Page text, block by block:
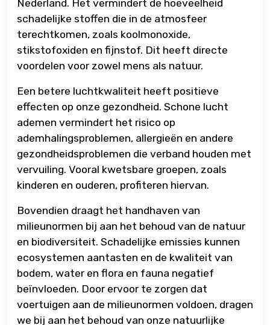
Nederland. Het vermindert de hoeveelheid
schadelijke stoffen die in de atmosfeer
terechtkomen, zoals koolmonoxide,
stikstofoxiden en fijnstof. Dit heeft directe
voordelen voor zowel mens als natuur.
Een betere luchtkwaliteit heeft positieve
effecten op onze gezondheid. Schone lucht
ademen vermindert het risico op
ademhalingsproblemen, allergieën en andere
gezondheidsproblemen die verband houden met
vervuiling. Vooral kwetsbare groepen, zoals
kinderen en ouderen, profiteren hiervan.
Bovendien draagt het handhaven van
milieunormen bij aan het behoud van de natuur
en biodiversiteit. Schadelijke emissies kunnen
ecosystemen aantasten en de kwaliteit van
bodem, water en flora en fauna negatief
beïnvloeden. Door ervoor te zorgen dat
voertuigen aan de milieunormen voldoen, dragen
we bij aan het behoud van onze natuurlijke